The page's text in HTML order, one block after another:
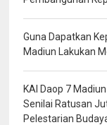
Guna Dapatkan
Madiun Lakukan
KAI Daop 7
Senilai Ratusan
Pelestarian